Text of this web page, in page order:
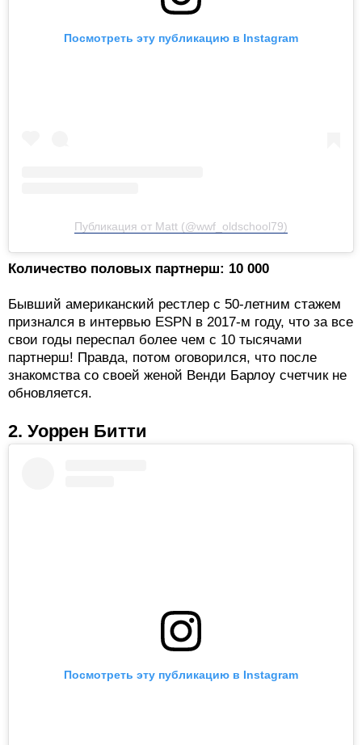
Посмотреть эту публикацию в Instagram
Публикация от Matt (@wwf_oldschool79)
Количество половых партнерш: 10 000
Бывший американский рестлер с 50-летним стажем
признался в интервью ESPN в 2017-м году, что за все
свои годы переспал более чем с 10 тысячами
партнерш! Правда, потом оговорился, что после
знакомства со своей женой Венди Барлоу счетчик не
обновляется.
2. Уоррен Битти
Посмотреть эту публикацию в Instagram